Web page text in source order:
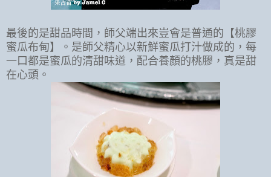
最後的是甜品時間，師父端出來豈會是普通的【桃膠
蜜瓜布甸】。是師父精心以新鮮蜜瓜打汁做成的，每
一口都是蜜瓜的清甜味道，配合養顏的桃膠，真是甜
在心頭。